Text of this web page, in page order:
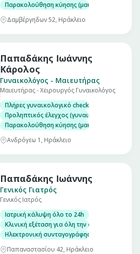
Παρακολούθηση κύησης (μαιευτικός
Δαμβέργηδων 52, Ηράκλειο
Παπαδάκης Ιωάννης
Κάρολος
Γυναικολόγος - Μαιευτήρας
Μαιευτήρας - Χειρουργός Γυναικολόγος
Πλήρες γυναικολογικό check up (επίσκεψη)
Προληπτικός έλεγχος (γυναικολογικός
Παρακολούθηση κύησης (μαιευτικός
Ανδρόγεω 1, Ηράκλειο
Παπαδάκης Ιωάννης
Γενικός Γιατρός
Γενικός Ιατρός
Ιατρική κάλυψη όλο το 24h
Κλινική εξέταση για όλη την οικογένεια
Ηλεκτρονική συνταγογράφηση/Έκδοση
Παπαναστασίου 42, Ηράκλειο